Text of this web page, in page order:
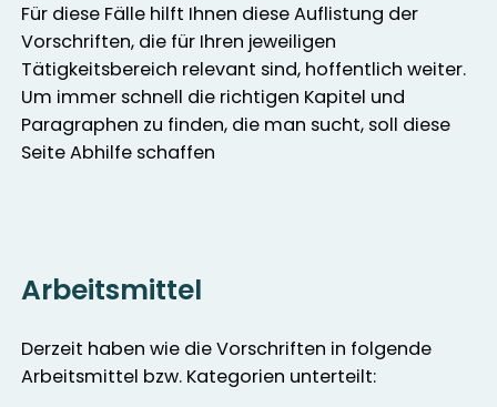
Für diese Fälle hilft Ihnen diese Auflistung der
Vorschriften, die für Ihren jeweiligen
Tätigkeitsbereich relevant sind, hoffentlich weiter.
Um immer schnell die richtigen Kapitel und
Paragraphen zu finden, die man sucht, soll diese
Seite Abhilfe schaffen
Arbeitsmittel
Derzeit haben wie die Vorschriften in folgende
Arbeitsmittel bzw. Kategorien unterteilt: